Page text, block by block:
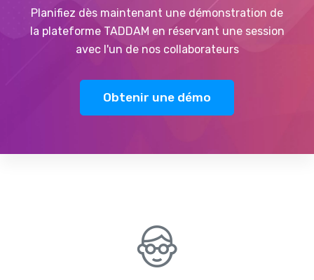
Planifiez dès maintenant une démonstration de
la plateforme TADDAM en réservant une session
avec l'un de nos collaborateurs
Obtenir une démo